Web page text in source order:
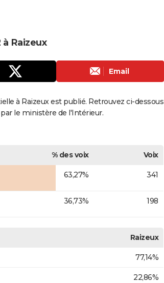
Raizeux
Email
à Raizeux est publié. Retrouvez ci-dessous
le ministère de l'Intérieur.
% des voix
Voix
63,27% 341
36,73% 198
Raizeux
77,14%
22,86%